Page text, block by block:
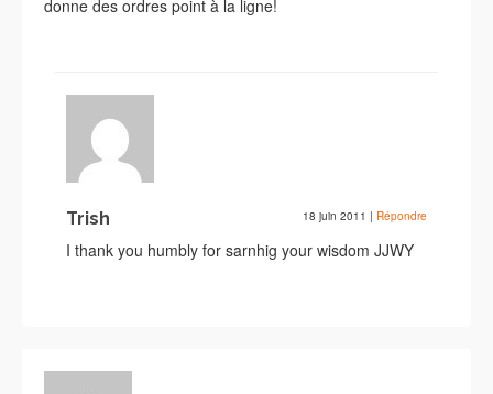
donne des ordres point à la ligne!
Trish 18 juin 2011 | Répondre
I thank you humbly for sarnhig your wisdom JJWY